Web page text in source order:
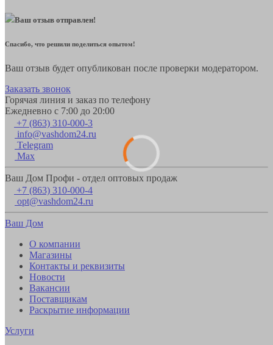
Ваш отзыв отправлен!
Спасибо, что решили поделиться опытом!
Ваш отзыв будет опубликован после проверки модератором.
Заказать звонок
Горячая линия и заказ по телефону
Ежедневно с 7:00 до 20:00
+7 (863) 310-000-3
info@vashdom24.ru
Telegram
Max
Ваш Дом Профи - отдел оптовых продаж
+7 (863) 310-000-4
opt@vashdom24.ru
Ваш Дом
О компании
Магазины
Контакты и реквизиты
Новости
Вакансии
Поставщикам
Раскрытие информации
Услуги